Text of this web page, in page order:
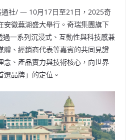
社/ — 10月17日至21日，2025奇
安徽蕪湖盛大舉行。奇瑞集團旗下
過一系列沉浸式、互動性與科技感兼
體、經銷商代表等嘉賓的共同見證
念、產品實力與技術核心，向世界
品牌」的定位。